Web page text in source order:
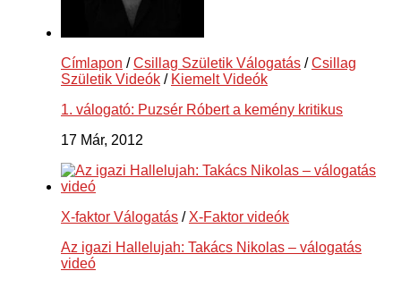
Címlapon /Csillag Születik Válogatás /Csillag
Születik Videók / Kiemelt Videók
1. válogató: Puzsér Róbert a kemény kritikus
17 Már, 2012
X-faktor Válogatás / X-Faktor videók
Az igazi Hallelujah: Takács Nikolas – válogatás
videó